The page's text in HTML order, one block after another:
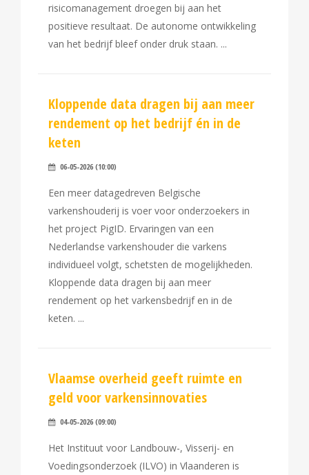
risicomanagement droegen bij aan het
positieve resultaat. De autonome ontwikkeling
van het bedrijf bleef onder druk staan.
Kloppende data dragen bij aan meer
rendement op het bedrijf én in de
keten
06-05-2026 (10:00)
Een meer datagedreven Belgische
varkenshouderij is voer voor onderzoekers in
het project PigID. Ervaringen van een
Nederlandse varkenshouder die varkens
individueel volgt, schetsten de mogelijkheden.
Kloppende data dragen bij aan meer
rendement op het varkensbedrijf en in de
keten.
Vlaamse overheid geeft ruimte en
geld voor varkensinnovaties
04-05-2026 (09:00)
Het Instituut voor Landbouw-, Visserij- en
Voedingsonderzoek (ILVO) in Vlaanderen is